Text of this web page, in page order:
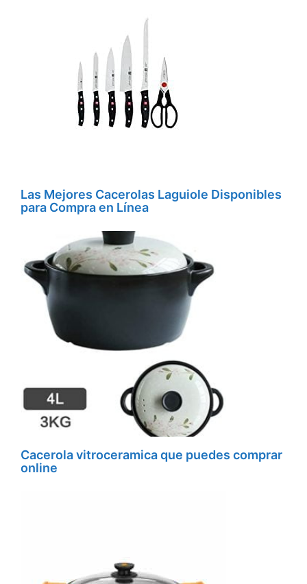
Las Mejores Cacerolas Laguiole Disponibles
para Compra en Línea
Cacerola vitroceramica que puedes comprar
online